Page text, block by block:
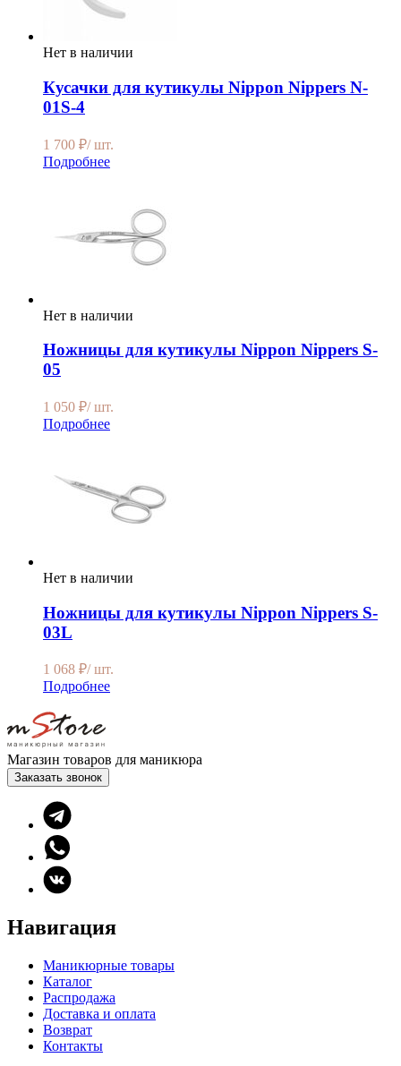
Нет в наличии
Кусачки для кутикулы Nippon Nippers N-
01S-4
1 700 ₽/ шт.
Подробнее
Нет в наличии
Ножницы для кутикулы Nippon Nippers S-
05
1 050 ₽/ шт.
Подробнее
Нет в наличии
Ножницы для кутикулы Nippon Nippers S-
03L
1 068 ₽/ шт.
Подробнее
Магазин товаров для маникюра
Заказать звонок
Навигация
Маникюрные товары
Каталог
Распродажа
Доставка и оплата
Возврат
Контакты